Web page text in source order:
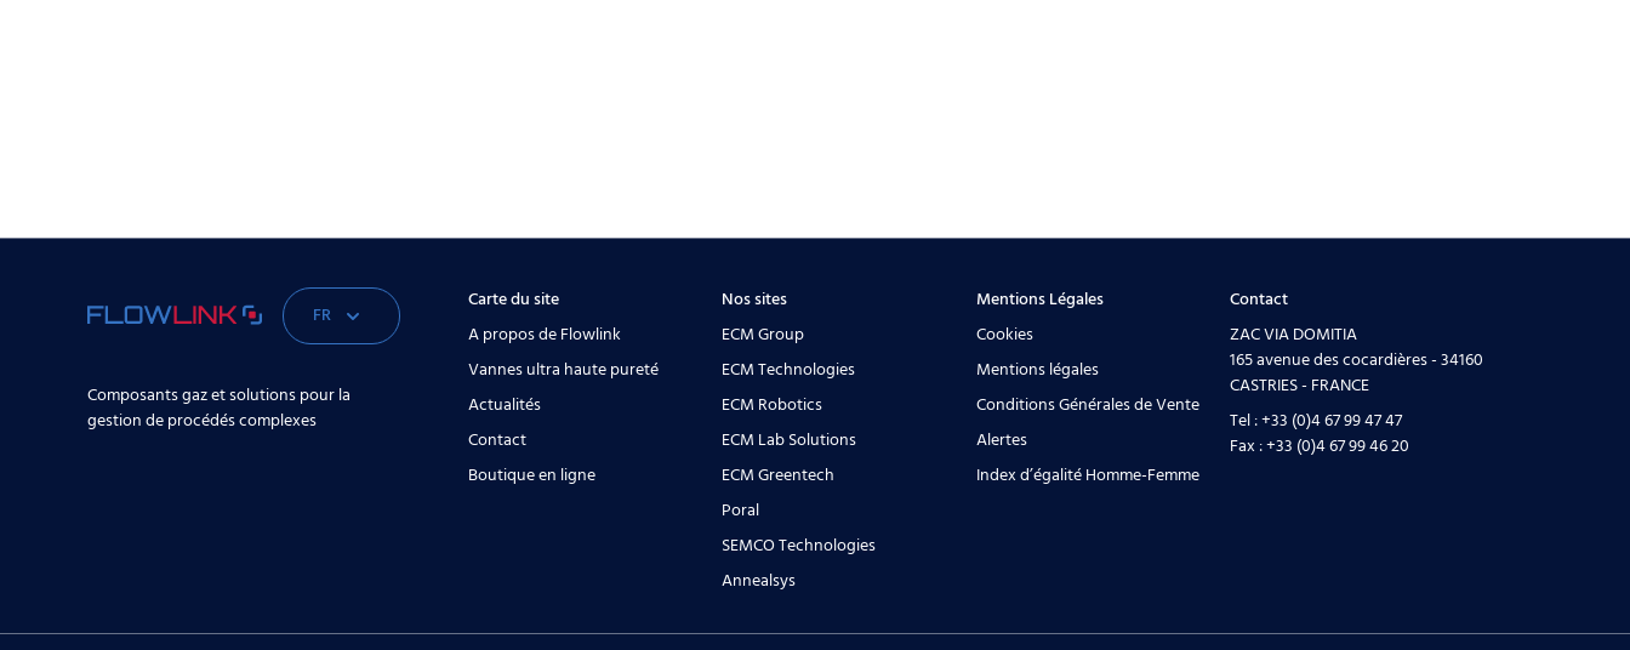
FR
Composants gaz et solutions pour la
gestion de procédés complexes
Carte du site
A propos de Flowlink
Vannes ultra haute pureté
Actualités
Contact
Boutique en ligne
Nos sites
ECM Group
ECM Technologies
ECM Robotics
ECM Lab Solutions
ECM Greentech
Poral
SEMCO Technologies
Annealsys
Mentions Légales
Cookies
Mentions légales
Conditions Générales de Vente
Alertes
Index d’égalité Homme-Femme
Contact
ZAC VIA DOMITIA
165 avenue des cocardières - 34160
CASTRIES - FRANCE
Tel :+33 (0)4 67 99 47 47
Fax :+33 (0)4 67 99 46 20